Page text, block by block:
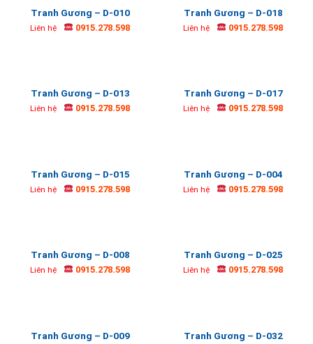
Tranh Gương – D-010
Liên hệ 0915.278.598
Tranh Gương – D-018
Liên hệ 0915.278.598
Tranh Gương – D-013
Liên hệ 0915.278.598
Tranh Gương – D-017
Liên hệ 0915.278.598
Tranh Gương – D-015
Liên hệ 0915.278.598
Tranh Gương – D-004
Liên hệ 0915.278.598
Tranh Gương – D-008
Liên hệ 0915.278.598
Tranh Gương – D-025
Liên hệ 0915.278.598
Tranh Gương – D-009 Tranh Gương – D-032